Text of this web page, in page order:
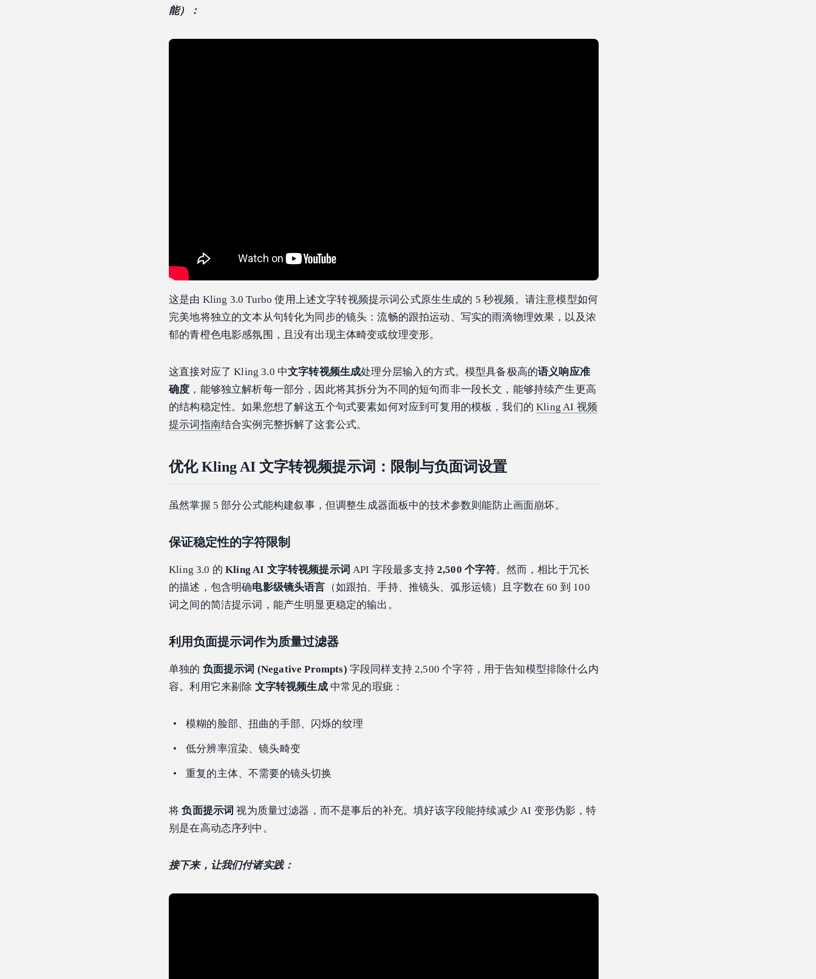
能）：
这是由 Kling 3.0 Turbo 使用上述文字转视频提示词公式原生生成的 5 秒视频。请注意模型如何
完美地将独立的文本从句转化为同步的镜头：流畅的跟拍运动、写实的雨滴物理效果，以及浓
郁的青橙色电影感氛围，且没有出现主体畸变或纹理变形。
这直接对应了 Kling 3.0 中文字转视频生成处理分层输入的方式。模型具备极高的语义响应准
确度 ，能够独立解析每一部分，因此将其拆分为不同的短句而非一段长文，能够持续产生更高
的结构稳定性。如果您想了解这五个句式要素如何对应到可复用的模板，我们的Kling AI 视频
提示词指南结合实例完整拆解了这套公式。
优化 Kling AI 文字转视频提示词：限制与负面词设置
虽然掌握 5 部分公式能构建叙事，但调整生成器面板中的技术参数则能防止画面崩坏。
保证稳定性的字符限制
Kling 3.0 的Kling AI 文字转视频提示词 API 字段最多支持 2,500 个字符。然而，相比于冗长
的描述，包含明确电影级镜头语言 （如跟拍、手持、推镜头、弧形运镜）且字数在 60 到 100
词之间的简洁提示词，能产生明显更稳定的输出。
利用负面提示词作为质量过滤器
单独的 负面提示词 (Negative Prompts) 字段同样支持 2,500 个字符，用于告知模型排除什么内
容。利用它来剔除 文字转视频生成中常见的瑕疵：
模糊的脸部、扭曲的手部、闪烁的纹理
低分辨率渲染、镜头畸变
重复的主体、不需要的镜头切换
将负面提示词 视为质量过滤器，而不是事后的补充。填好该字段能持续减少 AI 变形伪影，特
别是在高动态序列中。
接下来，让我们付诸实践：